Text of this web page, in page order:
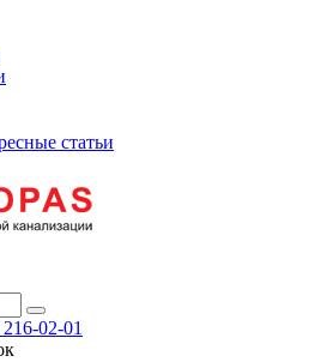
статьи
216-02-01